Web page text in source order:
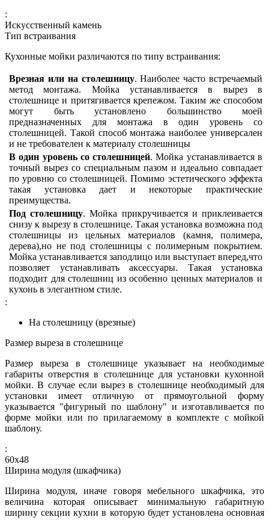
:
Искусственный камень
Тип встраивания
Кухонные мойки различаются по типу встраивания:
Врезная или на столешницу. Наиболее часто встречаемый
метод монтажа. Мойка устанавливается в вырез в
столешнице и притягивается крепежом. Таким же способом
могут быть установлено большинство моей
предназначенных для монтажа в один уровень со
столешницей. Такой способ монтажа наиболее универсален
и не требователен к материалу столешницы
В один уровень со столешницей. Мойка устанавливается в
точный вырез со специальным пазом и идеально совпадает
по уровню со столешницей. Помимо эстетического эффекта
такая установка дает и некоторые практические
преимущества.
Под столешницу. Мойка прикручивается и приклеивается
снизу к вырезу в столешнице. Такая установка возможна под
столешницы из цельных материалов (камня, полимера,
дерева),но не под столешницы с полимерным покрытием.
Мойка устанавливается заподлицо или выступает вперед,что
позволяет устанавливать аксессуары. Такая установка
подходит для столешниц из особенно ценных материалов и
кухонь в элегантном стиле.
:
На столешницу (врезные)
Размер выреза в столешнице
Размер выреза в столешнице указывает на необходимые
габариты отверстия в столешнице для установки кухонной
мойки. В случае если вырез в столешнице необходимый для
установки имеет отличную от прямоугольной форму
указывается "фигурный по шаблону" и изготавливается по
форме мойки или по прилагаемому в комплекте с мойкой
шаблону.
:
60х48
Ширина модуля (шкафчика)
Ширина модуля, иначе говоря мебельного шкафчика, это
величина которая описывает минимальную габаритную
ширину секции кухни в которую будет установлена основная